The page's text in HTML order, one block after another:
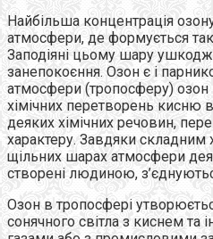
Найбільша концентрація
атмосфери, де формується
Заподіяні цьому шару
занепокоєння. Озон є і
атмосфери (тропосферу) озон
хімічних перетворень кисню в
деяких хімічних речовин,
характеру. Завдяки складним
щільних шарах атмосфери
створені людиною,
Озон в тропосфері
сонячного світла з киснем